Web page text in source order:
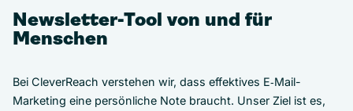
Newsletter-Tool von und für
Menschen
Bei CleverReach verstehen wir, dass effektives E‑Mail-
Marketing eine persönliche Note braucht. Unser Ziel ist es,